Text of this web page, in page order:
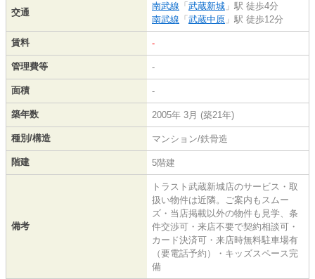
交通
南武線 「 武蔵新城 」駅 徒歩4分
南武線 「 武蔵中原 」駅 徒歩12分
賃料 -
管理費等 -
面積 -
築年数 2005年 3月 (築21年)
種別/構造 マンション/鉄骨造
階建 5階建
備考
トラスト武蔵新城店のサービス・取
扱い物件は近隣。ご案内もスムー
ズ・当店掲載以外の物件も見学、条
件交渉可・来店不要で契約相談可・
カード決済可・来店時無料駐車場有
（要電話予約）・キッズスペース完
備